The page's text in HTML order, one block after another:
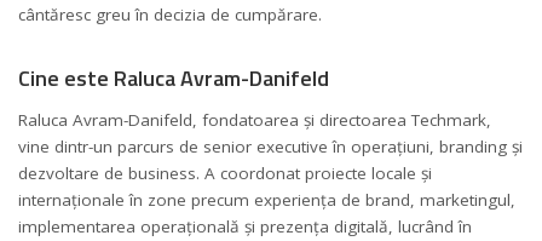
cântăresc greu în decizia de cumpărare.
Cine este Raluca Avram-Danifeld
Raluca Avram-Danifeld, fondatoarea și directoarea Techmark,
vine dintr-un parcurs de senior executive în operațiuni, branding și
dezvoltare de business. A coordonat proiecte locale și
internaționale în zone precum experiența de brand, marketingul,
implementarea operațională și prezența digitală, lucrând în